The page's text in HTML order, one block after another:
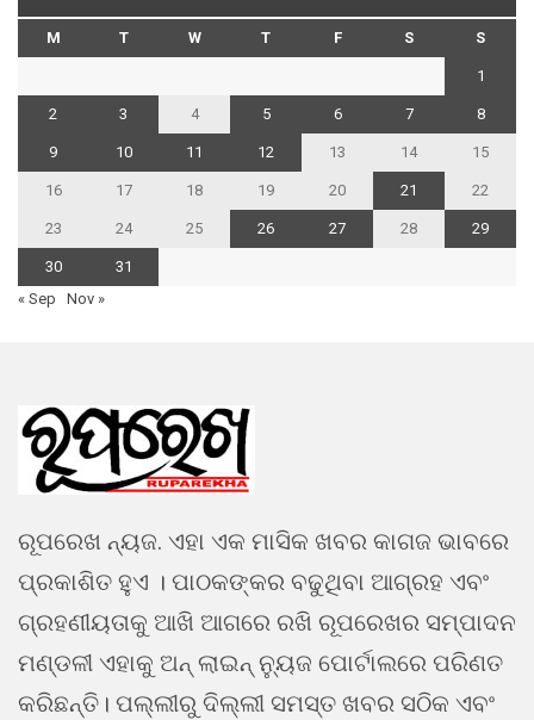
M T W T F S S
1
2 3 4 5 6 7 8
9 10 11 12 13 14 15
16 17 18 19 20 21 22
23 24 25 26 27 28 29
30
31
« Sep
Nov »
ରୂପରେଖ ନ୍ୟଜ. ଏହା ଏକ ମାସିକ ଖବର କାଗଜ ଭାବରେ
ପ୍ରକାଶିତ ହୁଏ । ପାଠକଙ୍କର ବଢୁଥିବା ଆଗ୍ରହ ଏବଂ
ଗ୍ରହଣୀୟତାକୁ ଆଖି ଆଗରେ ରଖି ରୂପରେଖର ସମ୍ପାଦନ
ମଣ୍ଡଳୀ ଏହାକୁ ଅନ୍ ଲାଇନ୍ ନ୍ୟୁଜ ପୋର୍ଟାଲରେ ପରିଣତ
କରିଛନ୍ତି। ପଲ୍ଲୀରୁ ଦିଲ୍ଲୀ ସମସ୍ତ ଖବର ସଠିକ ଏବଂ